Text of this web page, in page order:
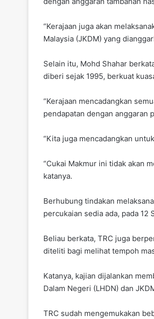
“Kerajaan juga akan
Malaysia (JKDM) yang
Selain itu, Mohd Shahar
diberi sejak 1995, berkuat
“Kerajaan mencadangkan
pendapatan dengan anggaran
“Kita juga mencadangkan
“Cukai Makmur ini tidak akan
katanya.
Berhubung tindakan
percukaian sedia ada, pada 12
Beliau berkata, TRC juga
diteliti bagi melihat tempoh
Katanya, kajian dijalankan
Dalam Negeri (LHDN) dan
TRC sudah mengemukakan